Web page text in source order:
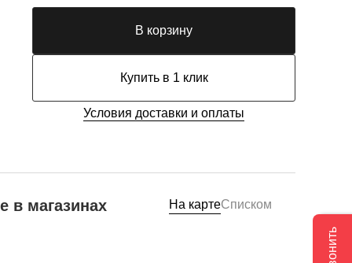
В корзину
Купить в 1 клик
Условия доставки и оплаты
в магазинах На картеСписком